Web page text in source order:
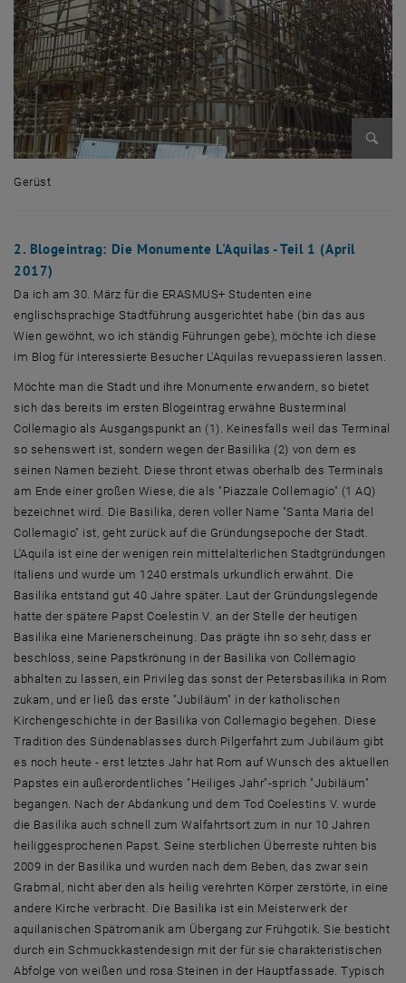
Gerüst
2. Blogeintrag: Die Monumente L'Aquilas - Teil 1 (April
2017)
Da ich am 30. März für die ERASMUS+ Studenten eine
englischsprachige Stadtführung ausgerichtet habe (bin das aus
Wien gewöhnt, wo ich ständig Führungen gebe), möchte ich diese
im Blog für interessierte Besucher L'Aquilas revuepassieren lassen.
Möchte man die Stadt und ihre Monumente erwandern, so bietet
sich das bereits im ersten Blogeintrag erwähne Busterminal
Collemagio als Ausgangspunkt an (1). Keinesfalls weil das Terminal
so sehenswert ist, sondern wegen der Basilika (2) von dem es
seinen Namen bezieht. Diese thront etwas oberhalb des Terminals
am Ende einer großen Wiese, die als "Piazzale Collemagio" (1 AQ)
bezeichnet wird. Die Basilika, deren voller Name "Santa Maria del
Collemagio" ist, geht zurück auf die Gründungsepoche der Stadt.
L'Aquila ist eine der wenigen rein mittelalterlichen Stadtgründungen
Italiens und wurde um 1240 erstmals urkundlich erwähnt. Die
Basilika entstand gut 40 Jahre später. Laut der Gründungslegende
hatte der spätere Papst Coelestin V. an der Stelle der heutigen
Basilika eine Marienerscheinung. Das prägte ihn so sehr, dass er
beschloss, seine Papstkrönung in der Basilika von Collemagio
abhalten zu lassen, ein Privileg das sonst der Petersbasilika in Rom
zukam, und er ließ das erste "Jubiläum" in der katholischen
Kirchengeschichte in der Basilika von Collemagio begehen. Diese
Tradition des Sündenablasses durch Pilgerfahrt zum Jubiläum gibt
es noch heute - erst letztes Jahr hat Rom auf Wunsch des aktuellen
Papstes ein außerordentliches "Heiliges Jahr"-sprich "Jubiläum"
begangen. Nach der Abdankung und dem Tod Coelestins V. wurde
die Basilika auch schnell zum Walfahrtsort zum in nur 10 Jahren
heiliggesprochenen Papst. Seine sterblichen Überreste ruhten bis
2009 in der Basilika und wurden nach dem Beben, das zwar sein
Grabmal, nicht aber den als heilig verehrten Körper zerstörte, in eine
andere Kirche verbracht. Die Basilika ist ein Meisterwerk der
aquilanischen Spätromanik am Übergang zur Frühgotik. Sie besticht
durch ein Schmuckkastendesign mit der für sie charakteristischen
Abfolge von weißen und rosa Steinen in der Hauptfassade. Typisch